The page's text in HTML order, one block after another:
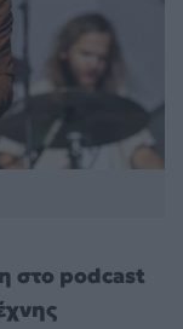
στο podcast